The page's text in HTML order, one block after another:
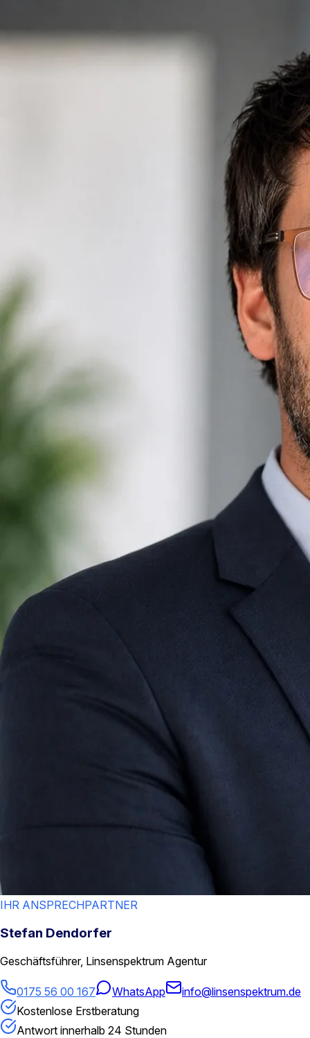
IHR ANSPRECHPARTNER
Stefan Dendorfer
Geschäftsführer, Linsenspektrum Agentur
0175 56 00 167 WhatsApp
info@linsenspektrum.de
Kostenlose Erstberatung
Antwort innerhalb 24 Stunden